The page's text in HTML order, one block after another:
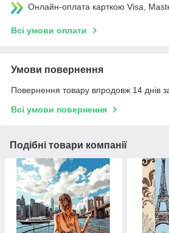
Онлайн-оплата карткою Visa,
Всі умови оплати
Умови повернення
Повернення товару впродовж 14 днів
Всі умови повернення
Подібні товари компанії